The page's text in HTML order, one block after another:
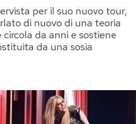
Storie/Idee
Ok Boomer!
Media
Europa
per il suo nuovo tour,
di nuovo di una teoria
da anni e sostiene
da una sosia